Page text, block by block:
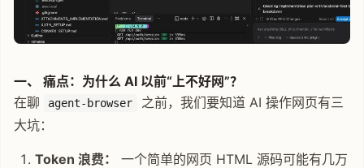
一、 痛点：为什么 AI 以前“上不好网”？
在聊
agent-browser
之前，我们要知道 AI 操作网页有三
大坑：
Token 浪费：
一个简单的网页 HTML 源码可能有几万